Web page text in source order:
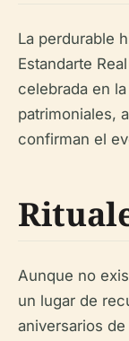
La perdurable
Estandarte
celebrada en
patrimoniales,
confirman el
Aunque no
un lugar de
aniversarios